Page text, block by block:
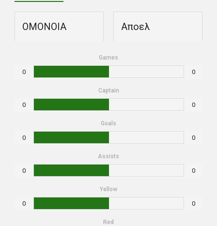
ΟΜΟΝΟΙΑ Αποελ
Games
0 0
Captain
0 0
Goals
0 0
Assists
0 0
Yellow
0 0
Red